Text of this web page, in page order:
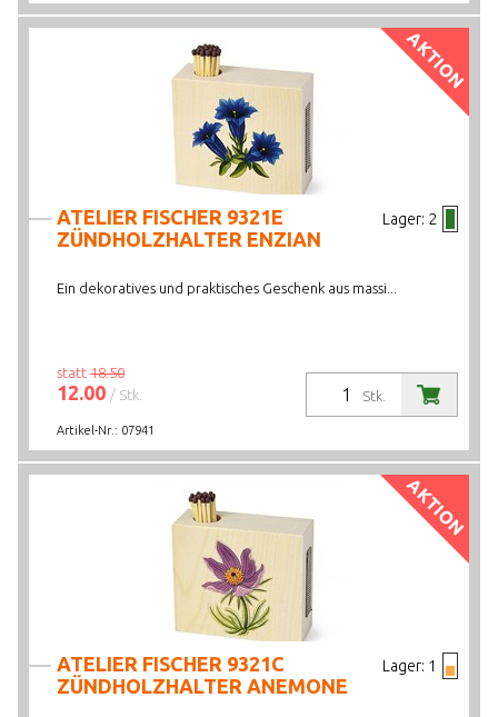
AKTION
Lager: 2
ATELIER FISCHER 9321E
ZÜNDHOLZHALTER ENZIAN
Ein dekoratives und praktisches Geschenk aus massi...
Stk.
statt 18.50
12.00 / Stk.
Artikel-Nr.: 07941
AKTION
Lager: 1
ATELIER FISCHER 9321C
ZÜNDHOLZHALTER ANEMONE